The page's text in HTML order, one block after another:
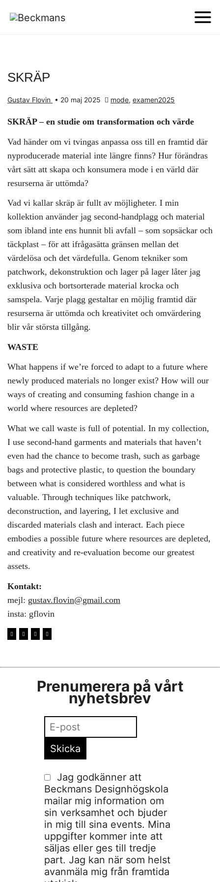
SKRÄP
Gustav Flovin • 20 maj 2025 mode, examen2025
SKRÄP – en studie om transformation och värde
Vad händer om vi tvingas anpassa oss till en framtid där
nyproducerade material inte längre finns? Hur förändras
vårt sätt att skapa och konsumera mode i en värld där
resurserna är uttömda?
Vad vi kallar skräp är fullt av möjligheter. I min
kollektion använder jag second-handplagg och material
som ibland inte ens hunnit bli avfall – som sopsäckar och
täckplast – för att ifrågasätta gränsen mellan det
värdelösa och det värdefulla. Genom tekniker som
patchwork, dekonstruktion och lager på lager låter jag
exklusiva och bortsorterade material krocka och
samspela. Varje plagg gestaltar en möjlig framtid där
resurserna är uttömda och kreativitet och omvärdering
blir vår största tillgång.
WASTE
What happens if we’re forced to adapt to a future where
newly produced materials no longer exist? How will our
ways of creating and consuming fashion change in a
world where resources are depleted?
What we call waste is full of potential. In my collection,
I use second-hand garments and materials that haven’t
even had the chance to become trash, such as garbage
bags and protective plastic, to question the boundary
between what is considered worthless and what is
valuable. Through techniques like patchwork,
deconstruction, and layering, I let exclusive and
discarded materials clash and interact. Each piece
embodies a possible future where resources are depleted,
and creativity and re-evaluation become our greatest
assets.
Kontakt:
mejl: gustav.flovin@gmail.com
insta: gflovin
Prenumerera på vårt
nyhetsbrev
Jag godkänner att
Beckmans Designhögskola
mailar mig information om
sin verksamhet och bjuder
in mig till sina events. Mina
uppgifter kommer inte att
säljas eller ges till tredje
part. Jag kan när som helst
avanmäla mig från framtida